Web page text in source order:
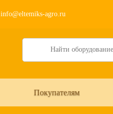
info@eltemiks-agro.ru
Search
Покупателям